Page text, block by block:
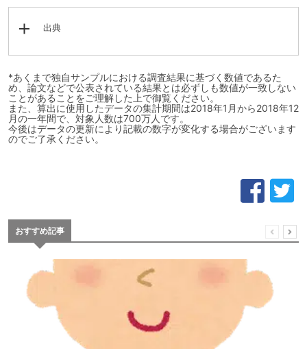
出典
*あくまで独自サンプルにおける調査結果に基づく数値であるた
め、論文などで公表されている結果とは必ずしも数値が一致しない
ことがあることをご理解した上で御覧ください。
また、算出に使用したデータの集計期間は2018年1月から2018年12
月の一年間で、対象人数は700万人です。
今後はデータの更新により記載の数字が変化する場合がございます
のでご了承ください。
おすすめ記事